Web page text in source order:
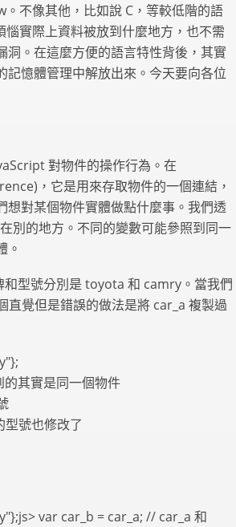
不像其他，比如說 C，等較低階的語
實際上資料被放到什麼地方，也不需
。在這麼方便的語言特性背後，其實
憶體管理中解放出來。今天要向各位
對物件的操作行為。在
，它是用來存取物件的一個連結，
對某個物件實體做點什麼事。我們透
別的地方。不同的變數可能參照到同一
。
型號分別是 toyota 和 camry。當我們
直覺但是錯誤的做法是將 car_a 複製過
其實是同一個物件
號也修改了
var car_b = car_a; // car_a 和